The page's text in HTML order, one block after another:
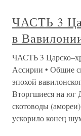
ЧАСТЬ 3
в
ЧАСТЬ 3
Ассирии • Общие
эпохой
Вторгшиеся на юг
скотоводы
ускорило конец